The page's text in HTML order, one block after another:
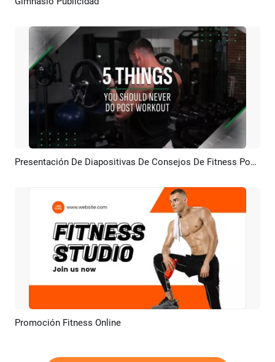
Previsualizar
Previsualizar Crear IA Presentación De Diapositivas De Consejos De Fitness Post Entrenamiento Minimalista
Previsualizar
Promoción Fitness Online